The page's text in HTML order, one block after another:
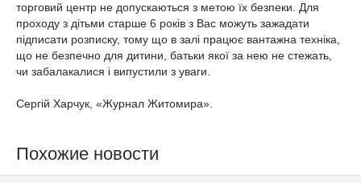
торговий центр не допускаються з метою їх безпеки. Для
проходу з дітьми старше 6 років з Вас можуть зажадати
підписати розписку, тому що в залі працює вантажна техніка,
що не безпечно для дитини, батьки якої за нею не стежать,
чи забалакалися і випустили з уваги.
Сергій Харчук, «Журнал Житомира».
Похожие новости